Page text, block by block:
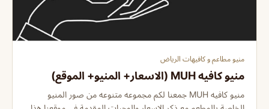
منيو مطاعم و كافيهات الرياض
منيو كافيه MUH (الاسعار+ المنيو+ الموقع)
منيو كافيه MUH جمعنا لكم مجموعه متنوعه من صور المنيو